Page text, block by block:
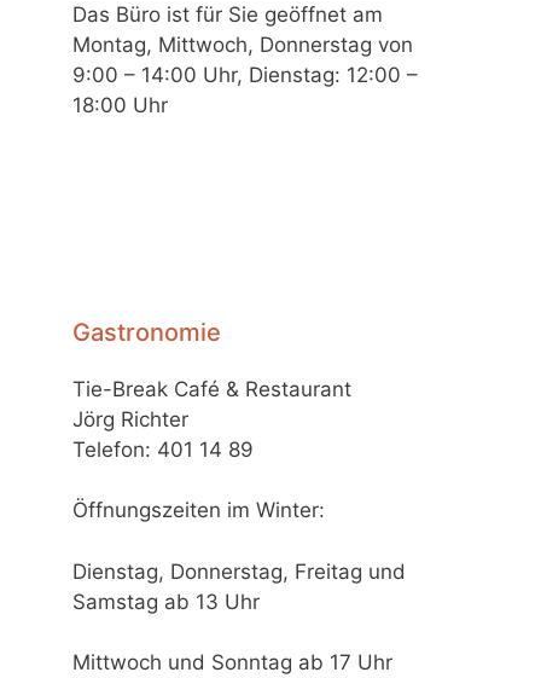
Das Büro ist für Sie geöffnet am
Montag, Mittwoch, Donnerstag von
9:00 – 14:00 Uhr, Dienstag: 12:00 –
18:00 Uhr
Gastronomie
Tie-Break Café & Restaurant
Jörg Richter
Telefon: 401 14 89
Öffnungszeiten im Winter:
Dienstag, Donnerstag, Freitag und
Samstag ab 13 Uhr
Mittwoch und Sonntag ab 17 Uhr